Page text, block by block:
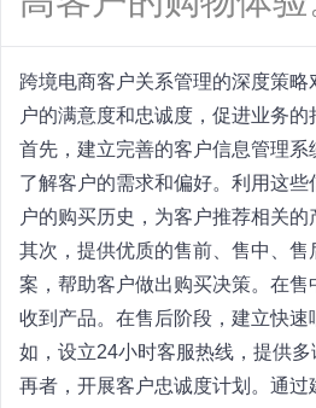
跨境电商客户关系管理的深度策
户的满意度和忠诚度，促进业务的
首先，建立完善的客户信息管理
了解客户的需求和偏好。利用这
户的购买历史，为客户推荐相关
其次，提供优质的售前、售中、
案，帮助客户做出购买决策。在
收到产品。在售后阶段，建立快
如，设立24小时客服热线，提供
再者，开展客户忠诚度计划。通